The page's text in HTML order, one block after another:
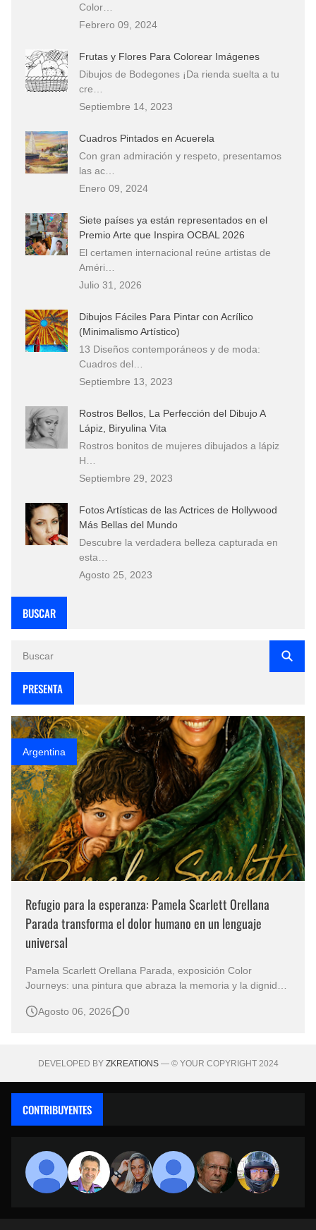
Color…
Febrero 09, 2024
Frutas y Flores Para Colorear Imágenes
Dibujos de Bodegones ¡Da rienda suelta a tu
cre…
Septiembre 14, 2023
Cuadros Pintados en Acuerela
Con gran admiración y respeto, presentamos
las ac…
Enero 09, 2024
Siete países ya están representados en el
Premio Arte que Inspira OCBAL 2026
El certamen internacional reúne artistas de
Améri…
Julio 31, 2026
Dibujos Fáciles Para Pintar con Acrílico
(Minimalismo Artístico)
13 Diseños contemporáneos y de moda:
Cuadros del…
Septiembre 13, 2023
Rostros Bellos, La Perfección del Dibujo A
Lápiz, Biryulina Vita
Rostros bonitos de mujeres dibujados a lápiz
H…
Septiembre 29, 2023
Fotos Artísticas de las Actrices de Hollywood
Más Bellas del Mundo
Descubre la verdadera belleza capturada en
esta…
Agosto 25, 2023
BUSCAR
PRESENTA
Argentina
Refugio para la esperanza: Pamela Scarlett Orellana
Parada transforma el dolor humano en un lenguaje
universal
Pamela Scarlett Orellana Parada, exposición Color
Journeys: una pintura que abraza la memoria y la dignidad
obras no necesitan levantar la voz para permanecer en la
Agosto 06, 2026 0
DEVELOPED BY ZKREATIONS— © YOUR COPYRIGHT 2024
CONTRIBUYENTES